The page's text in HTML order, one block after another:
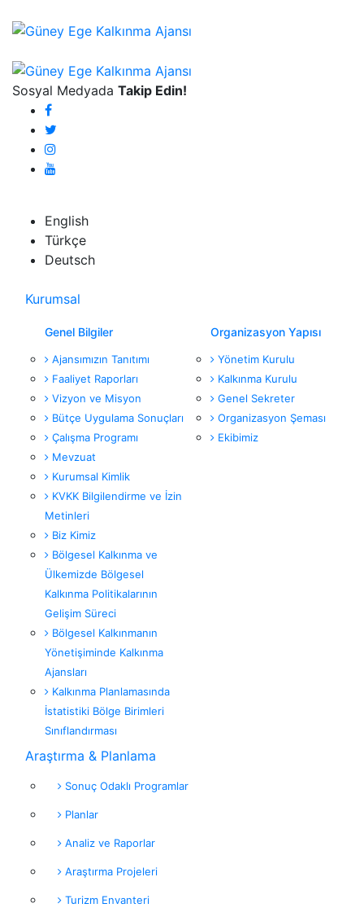
Sosyal Medyada Takip Edin!
English
Türkçe
Deutsch
Kurumsal
Genel Bilgiler
Ajansımızın Tanıtımı
Faaliyet Raporları
Vizyon ve Misyon
Bütçe Uygulama Sonuçları
Çalışma Programı
Mevzuat
Kurumsal Kimlik
KVKK Bilgilendirme ve İzin
Metinleri
Biz Kimiz
Bölgesel Kalkınma ve
Ülkemizde Bölgesel
Kalkınma Politikalarının
Gelişim Süreci
Bölgesel Kalkınmanın
Yönetişiminde Kalkınma
Ajansları
Kalkınma Planlamasında
İstatistiki Bölge Birimleri
Sınıflandırması
Organizasyon Yapısı
Yönetim Kurulu
Kalkınma Kurulu
Genel Sekreter
Organizasyon Şeması
Ekibimiz
Araştırma & Planlama
Sonuç Odaklı Programlar
Planlar
Analiz ve Raporlar
Araştırma Projeleri
Turizm Envanteri